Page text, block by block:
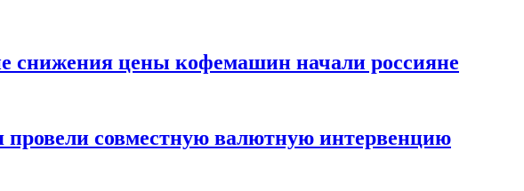
снижения цены кофемашин начали россияне
совместную валютную интервенцию